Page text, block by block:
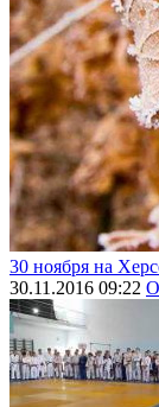
30 ноября на
30.11.2016 09:22